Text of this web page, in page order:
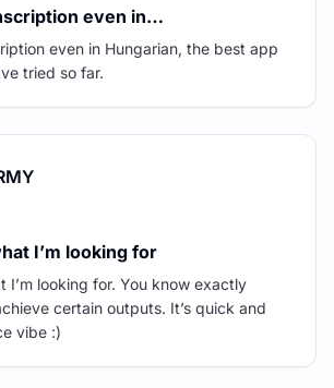
even in…
even in Hungarian, the best app
tried so far.
I’m looking for
I’m looking for. You know exactly
certain outputs. It’s quick and
vibe :)